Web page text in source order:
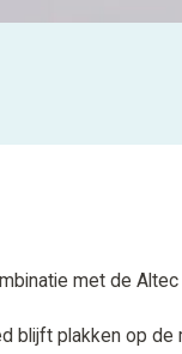
met de Altec
blijft plakken op de